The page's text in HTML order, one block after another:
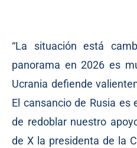
“La situación está
panorama en 2026 es
Ucrania defiende
El cansancio de Rusia
de redoblar nuestro
de X la presidenta de la